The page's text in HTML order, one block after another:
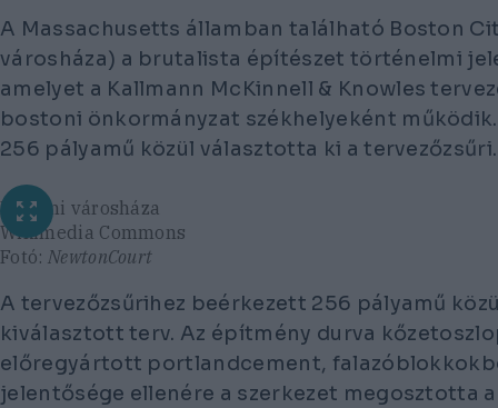
A Massachusetts államban található Boston
városháza) a brutalista építészet történelmi
amelyet a Kallmann McKinnell & Knowles
bostoni önkormányzat székhelyeként
256 pályamű közül választotta ki a tervezőzsűri.
Bostoni városháza
Wikimedia Commons
Fotó: NewtonCourt
A tervezőzsűrihez beérkezett 256 pályamű
kiválasztott terv. Az építmény durva
előregyártott portlandcement,
jelentősége ellenére a szerkezet megosztotta